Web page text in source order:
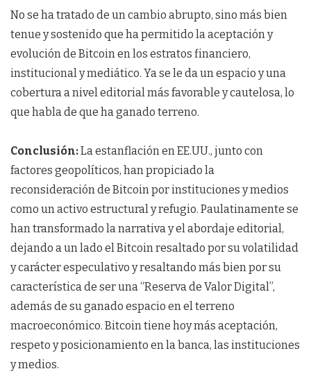
No se ha tratado de un cambio abrupto, sino más bien
tenue y sostenido que ha permitido la aceptación y
evolución de Bitcoin en los estratos financiero,
institucional y mediático. Ya se le da un espacio y una
cobertura a nivel editorial más favorable y cautelosa, lo
que habla de que ha ganado terreno.
Conclusión:La estanflación en EE.UU., junto con
factores geopolíticos, han propiciado la
reconsideración de Bitcoin por instituciones y medios
como un activo estructural y refugio. Paulatinamente se
han transformado la narrativa y el abordaje editorial,
dejando a un lado el Bitcoin resaltado por su volatilidad
y carácter especulativo y resaltando más bien por su
característica de ser una “Reserva de Valor Digital”,
además de su ganado espacio en el terreno
macroeconómico. Bitcoin tiene hoy más aceptación,
respeto y posicionamiento en la banca, las instituciones
y medios.